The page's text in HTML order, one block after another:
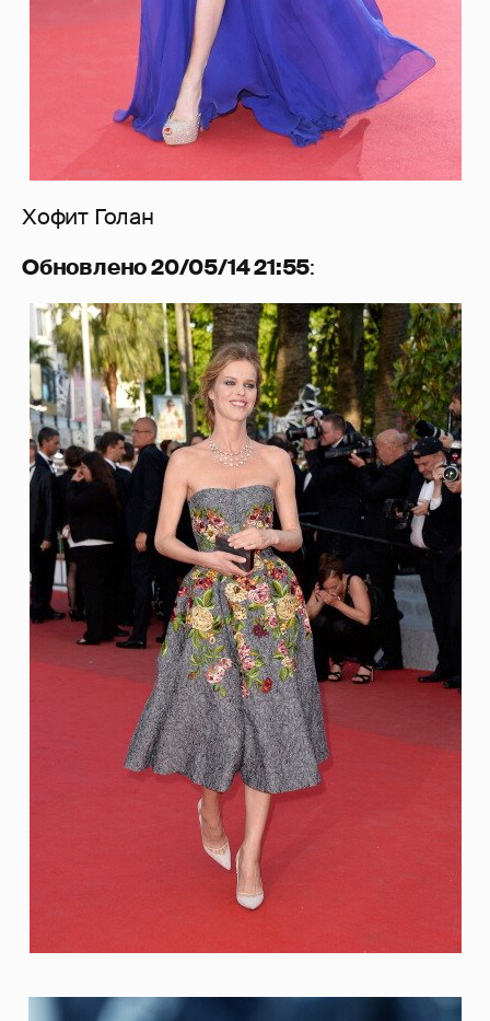
Хофит Голан
Обновлено 20/05/14 21:55: